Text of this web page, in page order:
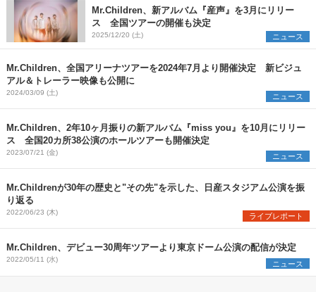
Mr.Children、新アルバム『産声』を3月にリリー
ス 全国ツアーの開催も決定
2025/12/20 (土) ニュース
Mr.Children、全国アリーナツアーを2024年7月より開催決定 新ビジュ
アル＆トレーラー映像も公開に
2024/03/09 (土) ニュース
Mr.Children、2年10ヶ月振りの新アルバム『miss you』を10月にリリー
ス 全国20カ所38公演のホールツアーも開催決定
2023/07/21 (金) ニュース
Mr.Childrenが30年の歴史と"その先"を示した、日産スタジアム公演を振
り返る
2022/06/23 (木) ライブレポート
Mr.Children、デビュー30周年ツアーより東京ドーム公演の配信が決定
2022/05/11 (水) ニュース